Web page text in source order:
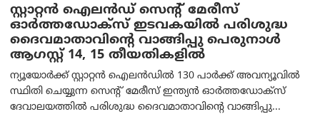
സ്റ്റാറ്റൻ ഐലൻഡ് സെന്റ് മേരീസ്
ഓർത്തഡോക്സ് ഇടവകയിൽ പരിശുദ്ധ
ദൈവമാതാവിന്റെ വാങ്ങിപ്പു പെരുനാൾ
ആഗസ്റ്റ് 14, 15 തീയതികളിൽ
ന്യൂയോർക്ക് സ്റ്റാറ്റൻ ഐലൻഡിൽ 130 പാർക്ക് അവന്യൂവിൽ
സ്ഥിതി ചെയ്യുന്ന സെന്റ് മേരീസ് ഇന്ത്യൻ ഓർത്തഡോക്സ്
ദേവാലയത്തിൽ പരിശുദ്ധ ദൈവമാതാവിന്റെ വാങ്ങിപ്പു...